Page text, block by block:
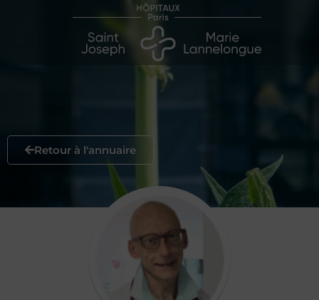
Retour à l'annuaire